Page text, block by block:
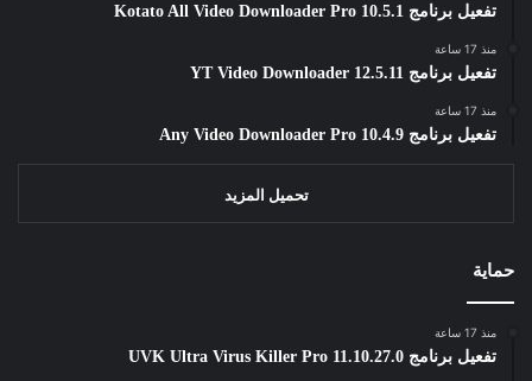
تفعيل برنامج Kotato All Video Downloader Pro 10.5.1
منذ 17 ساعة
تفعيل برنامج YT Video Downloader 12.5.11
منذ 17 ساعة
تفعيل برنامج Any Video Downloader Pro 10.4.9
تحميل المزيد
حماية
منذ 17 ساعة
تفعيل برنامج UVK Ultra Virus Killer Pro 11.10.27.0